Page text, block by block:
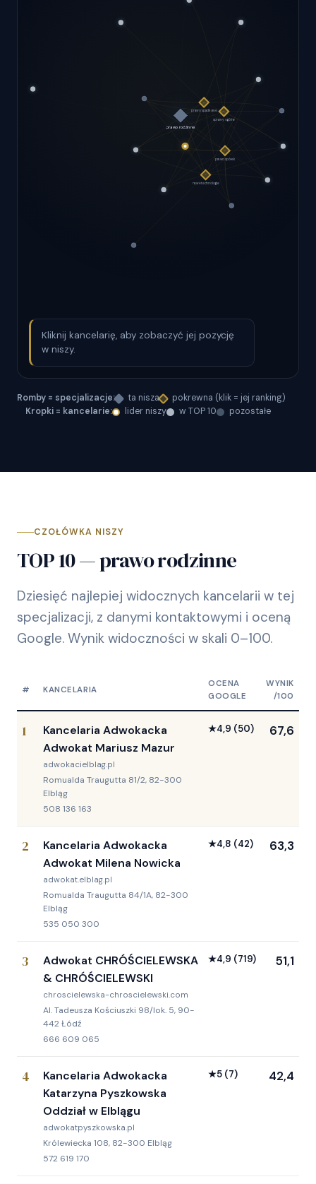
Kliknij kancelarię, aby zobaczyć jej pozycję
w niszy.
Romby = specjalizacje: ta nisza
pokrewna (klik = jej ranking)
Kropki = kancelarie:
lider niszy w TOP 10 pozostałe
CZOŁÓWKA NISZY
TOP 10 — prawo rodzinne
Dziesięć najlepiej widocznych kancelarii w tej
specjalizacji, z danymi kontaktowymi i oceną
Google. Wynik widoczności w skali 0–100.
# KANCELARIA
OCENA
GOOGLE
WYNIK
/100
1
Kancelaria Adwokacka
Adwokat Mariusz Mazur
adwokacielblag.pl
Romualda Traugutta 81/2, 82-300
Elbląg
508 136 163
★4,9 (50) 67,6
2
Kancelaria Adwokacka
Adwokat Milena Nowicka
adwokat.elblag.pl
Romualda Traugutta 84/1A, 82-300
Elbląg
535 050 300
★4,8 (42) 63,3
3
Adwokat CHRÓŚCIELEWSKA
& CHRÓŚCIELEWSKI
chroscielewska-chroscielewski.com
Al. Tadeusza Kościuszki 98/lok. 5, 90-
442 Łódź
666 609 065
★4,9 (719) 51,1
4
Kancelaria Adwokacka
Katarzyna Pyszkowska
Oddział w Elblągu
adwokatpyszkowska.pl
Królewiecka 108, 82-300 Elbląg
572 619 170
★5 (7) 42,4